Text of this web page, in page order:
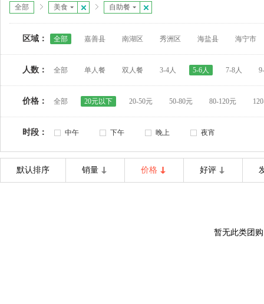
全部 美食 自助餐
区域： 全部 嘉善县 南湖区 秀洲区 海盐县 海宁市
人数： 全部 单人餐 双人餐 3-4人 5-6人 7-8人
价格： 全部 20元以下 20-50元 50-80元 80-120元
时段： 中午 下午 晚上 夜宵
默认排序 销量 价格 好评
暂无此类团